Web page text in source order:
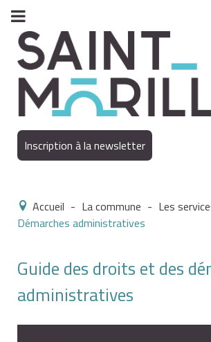
Inscription à la newsletter
Accueil - La commune - Les
Démarches administratives
Guide des droits et des
administratives